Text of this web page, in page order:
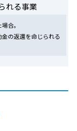
れる事業
合。
の返還を命じられる